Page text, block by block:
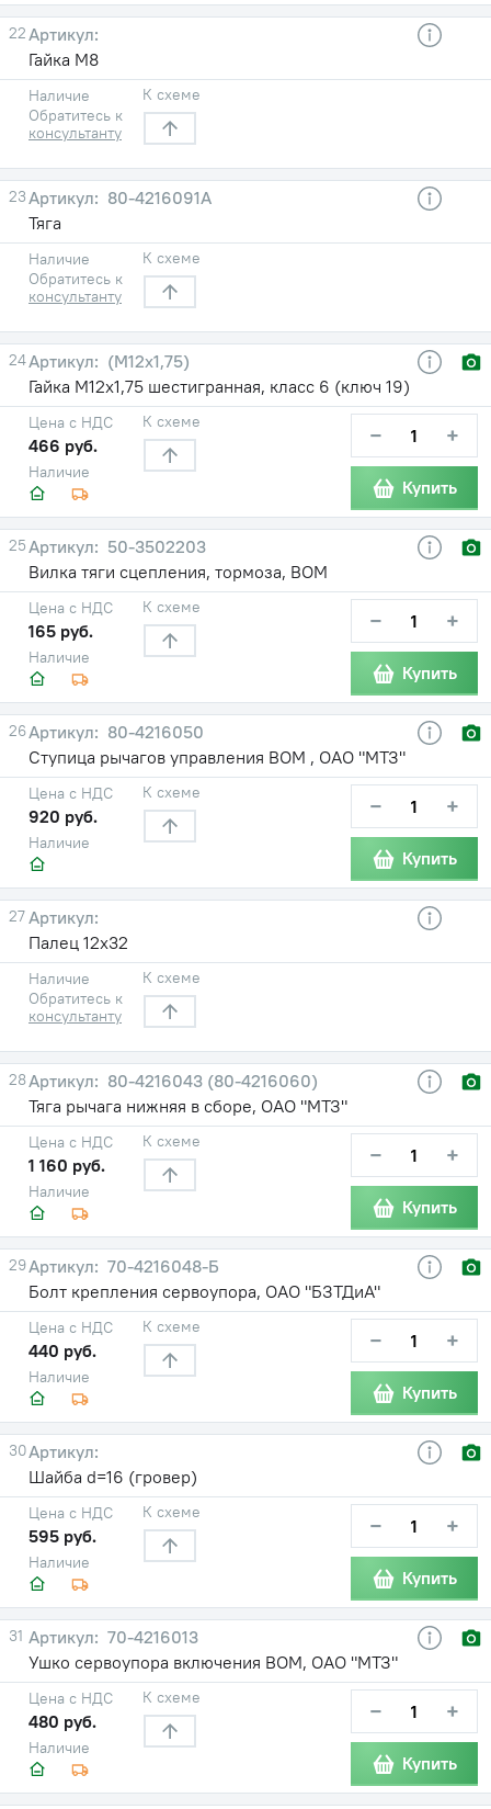
22
Гайка М8
Наличие
Обратитесь к
консультанту
К схеме
23
80-4216091А
Тяга
Наличие
Обратитесь к
консультанту
К схеме
24
(М12х1,75)
Гайка М12х1,75 шестигранная, класс 6 (ключ 19)
Наличие
Цена с НДС
466 руб.
К схеме − +
Купить
25
50-3502203
Вилка тяги сцепления, тормоза, ВОМ
Наличие
Цена с НДС
165 руб.
К схеме − +
Купить
26
80-4216050
Ступица рычагов управления ВОМ , ОАО "МТЗ"
Наличие
Цена с НДС
920 руб.
К схеме − +
Купить
27
Палец 12х32
Наличие
Обратитесь к
консультанту
К схеме
28
80-4216043 (80-4216060)
Тяга рычага нижняя в сборе, ОАО "МТЗ"
Наличие
Цена с НДС
1 160 руб.
К схеме − +
Купить
29
70-4216048-Б
Болт крепления сервоупора, ОАО "БЗТДиА"
Наличие
Цена с НДС
440 руб.
К схеме − +
Купить
30
Шайба d=16 (гровер)
Наличие
Цена с НДС
595 руб.
К схеме − +
Купить
31
70-4216013
Ушко сервоупора включения ВОМ, ОАО "МТЗ"
Наличие
Цена с НДС
480 руб.
К схеме − +
Купить